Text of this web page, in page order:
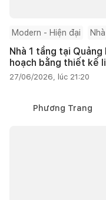
Modern - Hiện đại
Nhà 1 tầng tại
hoạch bằng thiết kế
27/06/2026, lúc 21:20
Phương Trang